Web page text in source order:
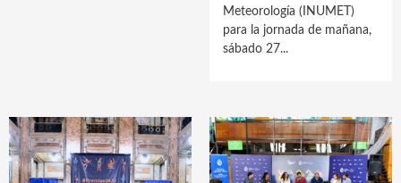
Meteorología (INUMET)
para la jornada de mañana,
sábado 27...